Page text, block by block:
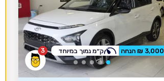
3 3,000 ₪ הנחה ק״מ נמוך במיוחד